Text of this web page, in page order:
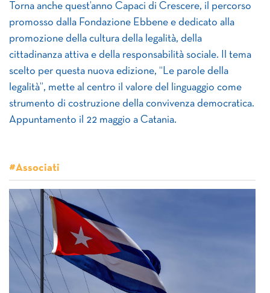
Torna anche quest’anno Capaci di Crescere, il percorso
promosso dalla Fondazione Ebbene e dedicato alla
promozione della cultura della legalità, della
cittadinanza attiva e della responsabilità sociale. Il tema
scelto per questa nuova edizione, “Le parole della
legalità”, mette al centro il valore del linguaggio come
strumento di costruzione della convivenza democratica.
Appuntamento il 22 maggio a Catania.
#Associati